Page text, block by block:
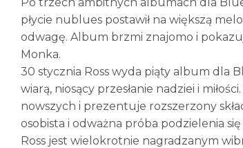
płycie nublues postawił na większą
odwagę. Album brzmi znajomo i
Monka.
30 stycznia Ross wyda piąty album dla
wiarą, niosący przesłanie nadziei i
nowszych i prezentuje rozszerzony
osobista i odważna próba podzielenia się
Ross jest wielokrotnie nagradzanym